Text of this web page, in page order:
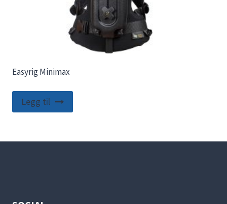
Easyrig Minimax
Legg til